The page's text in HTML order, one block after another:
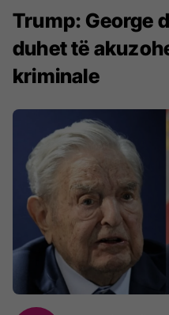
Trump: George
duhet të
kriminale